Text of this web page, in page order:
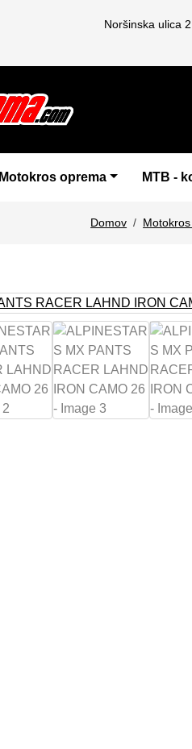
Noršinska ulica
Motokros oprema MTB -
Domov